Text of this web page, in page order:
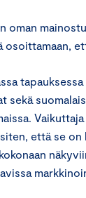
oman
osoittamaan,
sekä
että se on